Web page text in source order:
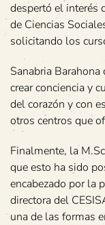
despertó el interés
de Ciencias
solicitando los
Sanabria
crear conciencia y
del corazón y con
otros centros que
Finalmente, la
que esto ha sido
encabezado por la
directora del
una de las formas